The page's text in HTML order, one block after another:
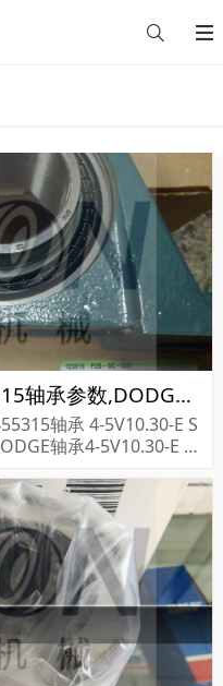
4-5V10.30-E SHEAVE 455315轴承参数,DODGE轴承4-5V10.30-E SHEAVE 455315重量
轴承 4-5V10.30-E S
轴承4-5V10.30-E S